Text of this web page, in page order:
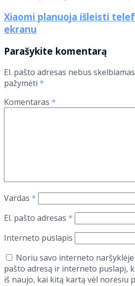
Xiaomi planuoja išleisti
ekranu
Parašykite komentarą
El. pašto adresas nebus
pažymėti *
Komentaras *
Vardas *
El. pašto adresas *
Interneto puslapis
Noriu savo interneto
pašto adresą ir interneto puslapį,
iš naujo, kai kitą kartą vėl norėsiu